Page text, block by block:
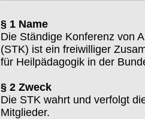
§ 1 Name
Die Ständige Konferenz von
(STK) ist ein freiwilliger
für Heilpädagogik in der
§ 2 Zweck
Die STK wahrt und verfolgt
Mitglieder.